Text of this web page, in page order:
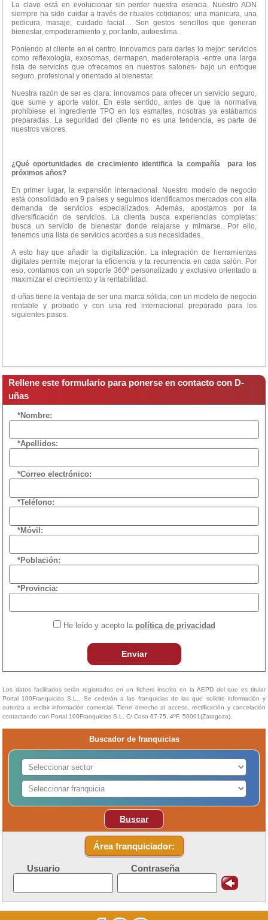
La clave está en evolucionar sin perder nuestra esencia. Nuestro ADN
siempre ha sido cuidar a través de rituales cotidianos: una manicura, una
pedicura, masaje, cuidado facial… Son gestos sencillos que generan
bienestar, empoderamiento y, por tanto, autoestima.
Poniendo al cliente en el centro, innovamos para darles lo mejor: servicios
como reflexología, exosomas, dermapen, maderoterapia -entre una larga
lista de servicios que ofrecemos en nuestros salones- bajo un enfoque
seguro, profesional y orientado al bienestar.
Nuestra razón de ser es clara: innovamos para ofrecer un servicio seguro,
que sume y aporte valor. En este sentido, antes de que la normativa
prohibiese el ingrediente TPO en los esmaltes, nosotras ya estábamos
preparadas. La seguridad del cliente no es una tendencia, es parte de
nuestros valores.
¿Qué oportunidades de crecimiento identifica la compañía para los
próximos años?
En primer lugar, la expansión internacional. Nuestro modelo de negocio
está consolidado en 9 países y seguimos identificamos mercados con alta
demanda de servicios especializados. Además, apostamos por la
diversificación de servicios. La clienta busca experiencias completas:
busca un servicio de bienestar donde relajarse y mimarse. Por ello,
tenemos una lista de servicios acordes a sus necesidades.
A esto hay que añadir la digitalización. La integración de herramientas
digitales permite mejorar la eficiencia y la recurrencia en cada salón. Por
eso, contamos con un soporte 360º personalizado y exclusivo orientado a
maximizar el crecimiento y la rentabilidad.
d-uñas tiene la ventaja de ser una marca sólida, con un modelo de negocio
rentable y probado y con una red internacional preparado para los
siguientes pasos.
Rellene este formulario para ponerse en contacto con D-
uñas
*Nombre:
*Apellidos:
*Correo electrónico:
*Teléfono:
*Móvil:
*Población:
*Provincia:
He leído y acepto la política de privacidad
Enviar
Los datos facilitados serán registrados en un fichero inscrito en la AEPD del que es titular
Portal 100Franquicias S.L.. Se cederán a las franquicias de las que solicite información y
autoriza a recibir información comercial. Tiene derecho al acceso, rectificación y cancelación
contactando con Portal 100Franquicias S.L. C/ Coso 67-75, 4ºF, 50001(Zaragoza).
Buscador de franquicias
Buscar
Área franquiciador:
Usuario Contraseña